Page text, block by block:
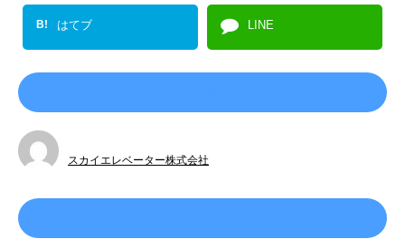
B! はてブ LINE
スカイエレベーター株式会社